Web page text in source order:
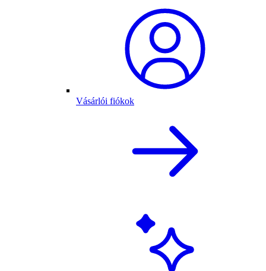
Vásárlói fiókok